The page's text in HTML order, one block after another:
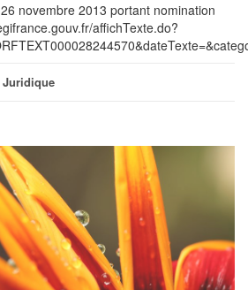
novembre 2013 portant nomination
affichTexte.do?
Juridique